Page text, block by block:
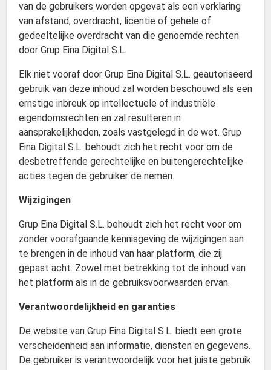
van de gebruikers worden opgevat als een verklaring
van afstand, overdracht, licentie of gehele of
gedeeltelijke overdracht van die genoemde rechten
door Grup Eina Digital S.L.
Elk niet vooraf door Grup Eina Digital S.L. geautoriseerd
gebruik van deze inhoud zal worden beschouwd als een
ernstige inbreuk op intellectuele of industriële
eigendomsrechten en zal resulteren in
aansprakelijkheden, zoals vastgelegd in de wet. Grup
Eina Digital S.L. behoudt zich het recht voor om de
desbetreffende gerechtelijke en buitengerechtelijke
acties tegen de gebruiker de nemen.
Wijzigingen
Grup Eina Digital S.L. behoudt zich het recht voor om
zonder voorafgaande kennisgeving de wijzigingen aan
te brengen in de inhoud van haar platform, die zij
gepast acht. Zowel met betrekking tot de inhoud van
het platform als in de gebruiksvoorwaarden ervan.
Verantwoordelijkheid en garanties
De website van Grup Eina Digital S.L. biedt een grote
verscheidenheid aan informatie, diensten en gegevens.
De gebruiker is verantwoordelijk voor het juiste gebruik